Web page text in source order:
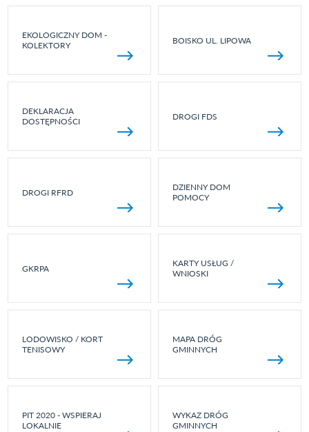
EKOLOGICZNY DOM -
KOLEKTORY
BOISKO UL. LIPOWA
DEKLARACJA
DOSTĘPNOŚCI
DROGI FDS
DROGI RFRD
DZIENNY DOM
POMOCY
GKRPA
KARTY USŁUG /
WNIOSKI
LODOWISKO / KORT
TENISOWY
MAPA DRÓG
GMINNYCH
PIT 2020 - WSPIERAJ
LOKALNIE
WYKAZ DRÓG
GMINNYCH